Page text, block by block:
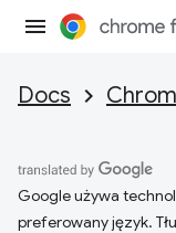
Docs
Google używa
preferowany język.